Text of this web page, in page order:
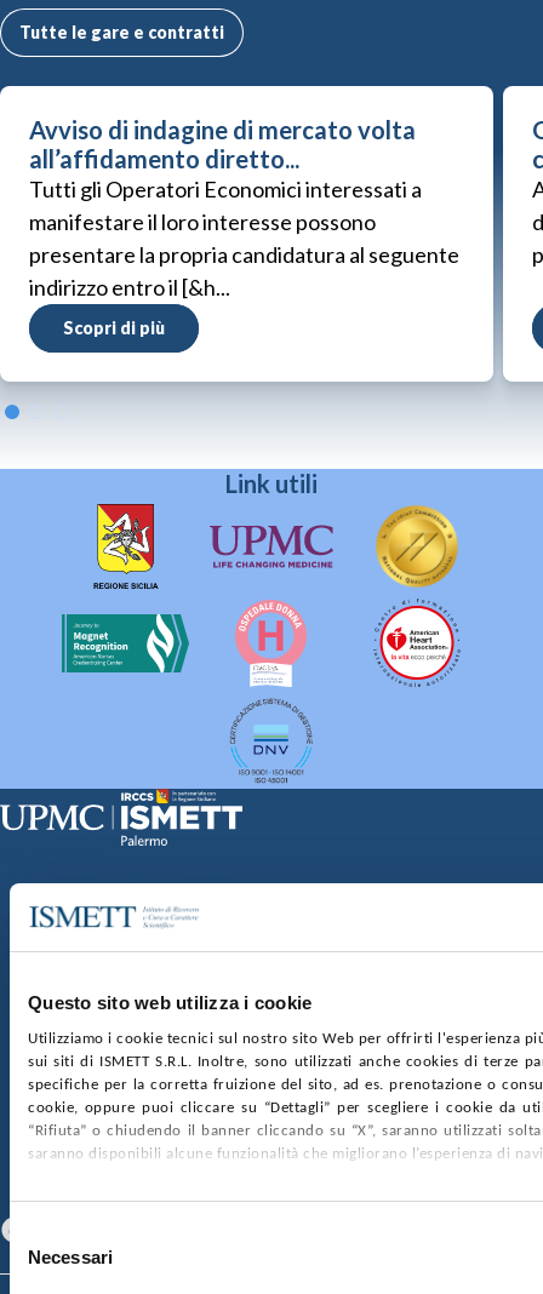
Questo sito web utilizza i cookie
Utilizziamo i cookie tecnici sul nostro sito Web per offrirti l'esperienza
sui siti di ISMETT S.R.L. Inoltre, sono utilizzati anche cookies di terze
specifiche per la corretta fruizione del sito, ad es. prenotazione o
cookie, oppure puoi cliccare su “Dettagli” per scegliere i cookie da
“Rifiuta” o chiudendo il banner cliccando su “X”, saranno utilizzati
saranno disponibili alcune funzionalità che migliorano l’esperienza di
Selezione
delNecessari
Tutte le gare e contratti
Avviso di indagine di mercato volta
all’affidamento diretto...
Tutti gli Operatori Economici interessati a
manifestare il loro interesse possono
presentare la propria candidatura al seguente
indirizzo entro il [&h...
Scopri di più
Link utili
Via Discesa dei Giudici 4 90133 Palermo
nr. REA PA-201818 P.I. 04544550827
SOCIETÀ TRASPARENTE WHISTLEBLOWING
GARE E CONTRATTIPRIVACYCOOKIE POLICY
SOSTIENICIMAPPA DEL SITOACCESSIBILITÀ
CONTATTI